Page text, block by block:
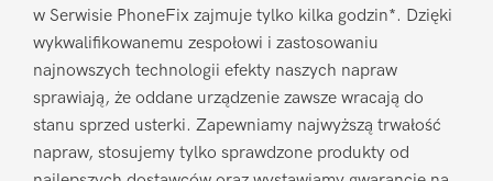
w Serwisie PhoneFix zajmuje tylko kilka godzin*. Dzięki
wykwalifikowanemu zespołowi i zastosowaniu
najnowszych technologii efekty naszych napraw
sprawiają, że oddane urządzenie zawsze wracają do
stanu sprzed usterki. Zapewniamy najwyższą trwałość
napraw, stosujemy tylko sprawdzone produkty od